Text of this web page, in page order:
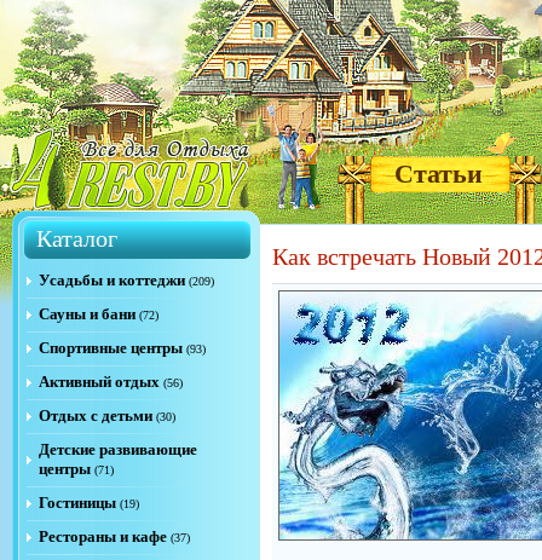
Статьи
Каталог
Усадьбы и коттеджи (209)
Сауны и бани (72)
Спортивные центры (93)
Активный отдых (56)
Отдых с детьми (30)
Детские развивающие
центры (71)
Гостиницы (19)
Рестораны и кафе (37)
Как встречать Новый